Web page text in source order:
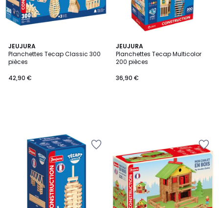
JEUJURA
Planchettes Tecap Classic 300
pièces
42,90 €
JEUJURA
Planchettes Tecap Multicolor
200 pièces
36,90 €